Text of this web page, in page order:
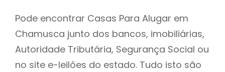
Pode encontrar Casas Para Alugar em
Chamusca junto dos bancos, imobiliárias,
Autoridade Tributária, Segurança Social ou
no site e-leilões do estado. Tudo isto são